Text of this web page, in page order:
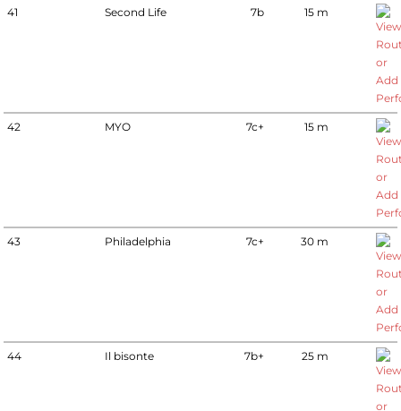
41 Second Life 7b 15 m
42 MYO 7c+ 15 m
43 Philadelphia 7c+ 30 m
44 Il bisonte 7b+ 25 m